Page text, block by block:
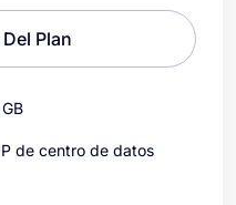
Plan
de centro de datos